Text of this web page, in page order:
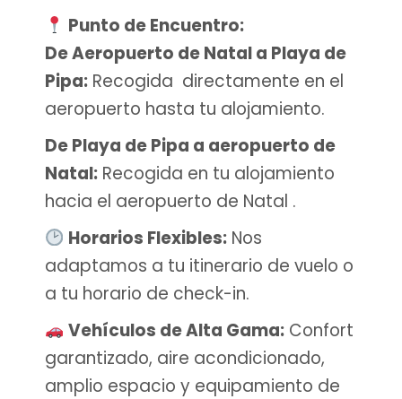
Punto de Encuentro:
De Aeropuerto de Natal a Playa de
Pipa: Recogida directamente en el
aeropuerto hasta tu alojamiento.
De Playa de Pipa a aeropuerto de
Natal: Recogida en tu alojamiento
hacia el aeropuerto de Natal .
Horarios Flexibles: Nos
adaptamos a tu itinerario de vuelo o
a tu horario de check-in.
Vehículos de Alta Gama: Confort
garantizado, aire acondicionado,
amplio espacio y equipamiento de